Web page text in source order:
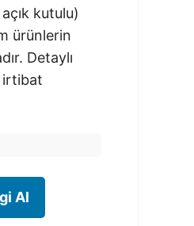
kutulu)
ürünlerin
Detaylı
irtibat
Al